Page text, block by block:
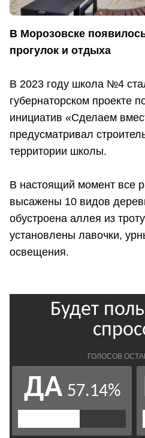
В Морозовске
прогулок и отдыха
В 2023 году школа №4
губернаторском проекте
инициатив «Сделаем
предусматривал
территории школы.
В настоящий момент все
высажены 10 видов
обустроена аллея из
установлены лавочки,
освещения.